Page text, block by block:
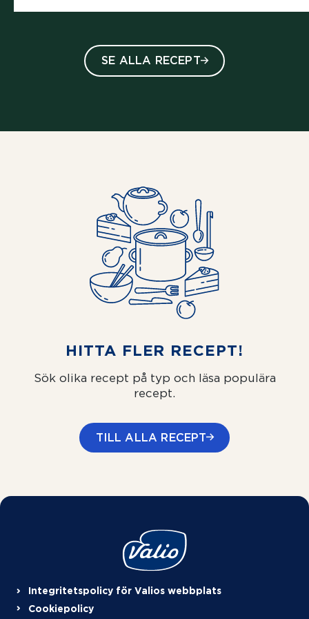
SE ALLA RECEPT
HITTA FLER RECEPT!
Sök olika recept på typ och läsa populära
recept.
TILL ALLA RECEPT
Integritetspolicy för Valios webbplats
Cookiepolicy